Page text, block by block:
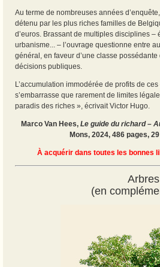
Au terme de nombreuses années
détenu par les plus riches familles de
d’euros. Brassant de multiples disciplines
urbanisme... – l’ouvrage questionne entre
général, en faveur d’une classe
décisions publiques.
L’accumulation immodérée de profits de
s’embarrasse que rarement de limites
paradis des riches », écrivait Victor Hugo.
Marco Van Hees, Le guide du richard –
Mons, 2024, 486 pages,
À acquérir dans toutes les bonnes
(en